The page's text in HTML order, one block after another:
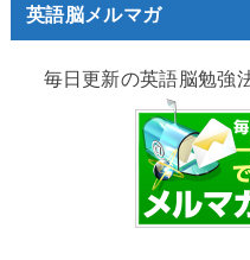
英語脳メルマガ
毎日更新の英語脳勉強